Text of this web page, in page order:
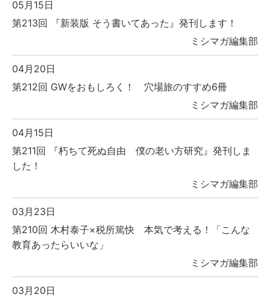
05月15日
第213回 『新装版 そう書いてあった』発刊します！
ミシマガ編集部
04月20日
第212回 GWをおもしろく！ 穴場旅のすすめ6冊
ミシマガ編集部
04月15日
第211回 『朽ちて死ぬ自由 僕の老い方研究』発刊しま
した！
ミシマガ編集部
03月23日
第210回 木村泰子×税所篤快 本気で考える！「こんな
教育あったらいいな」
ミシマガ編集部
03月20日